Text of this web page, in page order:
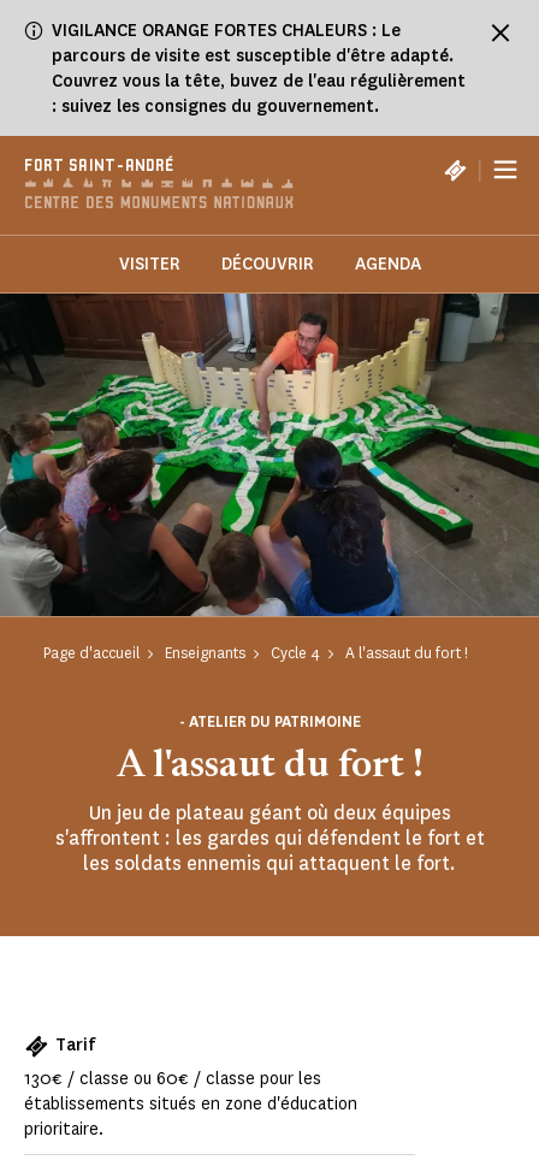
VIGILANCE ORANGE FORTES CHALEURS : Le
parcours de visite est susceptible d'être adapté.
Couvrez vous la tête, buvez de l'eau régulièrement
: suivez les consignes du gouvernement.
FORT SAINT-ANDRÉ |
VISITER DÉCOUVRIR AGENDA
Page d'accueil Enseignants Cycle 4 A l'assaut du fort !
A l'assaut du fort !
- ATELIER DU PATRIMOINE
Un jeu de plateau géant où deux équipes
s'affrontent : les gardes qui défendent le fort et
les soldats ennemis qui attaquent le fort.
Tarif
130€ / classe ou 60€ / classe pour les
établissements situés en zone d'éducation
prioritaire.